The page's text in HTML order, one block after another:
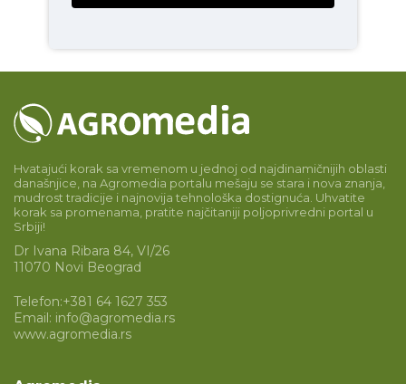
Hvatajući korak sa vremenom u jednoj od najdinamičnijih oblasti
današnjice, na Agromedia portalu mešaju se stara i nova znanja,
mudrost tradicije i najnovija tehnološka dostignuća. Uhvatite
korak sa promenama, pratite najčitaniji poljoprivredni portal u
Srbiji!
Dr Ivana Ribara 84, VI/26
11070 Novi Beograd
Telefon:+381 64 1627 353
Email: info@agromedia.rs
www.agromedia.rs